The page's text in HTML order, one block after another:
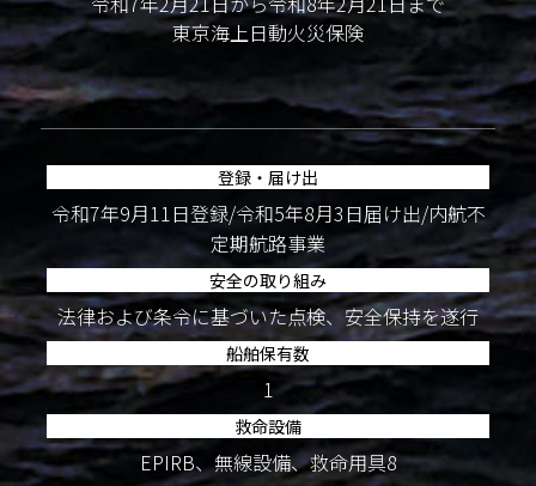
東京海上日動火災保険
登録・届け出
令和7年9月11日登録/令和5年8月3日届け出/内航不
定期航路事業
安全の取り組み
法律および条令に基づいた点検、安全保持を遂行
船舶保有数
1
救命設備
EPIRB、無線設備、救命用具8